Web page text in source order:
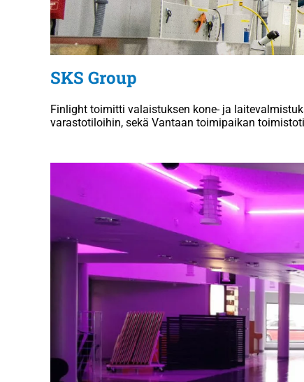
SKS Group
Finlight toimitti valaistuksen kone- ja
varastotiloihin, sekä Vantaan toimipaikan